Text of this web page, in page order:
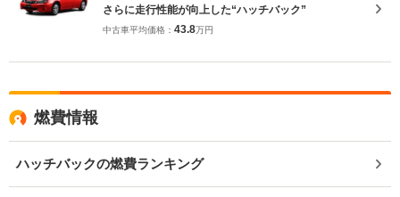
さらに走行性能が向上した“ハッチバック”
中古車平均価格： 43.8万円
燃費情報
ハッチバックの燃費ランキング